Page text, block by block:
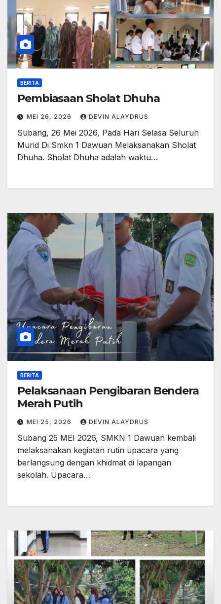
BERITA
Pembiasaan Sholat Dhuha
MEI 26, 2026 DEVIN ALAYDRUS
Subang, 26 Mei 2026, Pada Hari Selasa Seluruh
Murid Di Smkn 1 Dawuan Melaksanakan Sholat
Dhuha. Sholat Dhuha adalah waktu…
BERITA
Pelaksanaan Pengibaran Bendera
Merah Putih
MEI 25, 2026 DEVIN ALAYDRUS
Subang 25 MEI 2026, SMKN 1 Dawuan kembali
melaksanakan kegiatan rutin upacara yang
berlangsung dengan khidmat di lapangan
sekolah. Upacara…